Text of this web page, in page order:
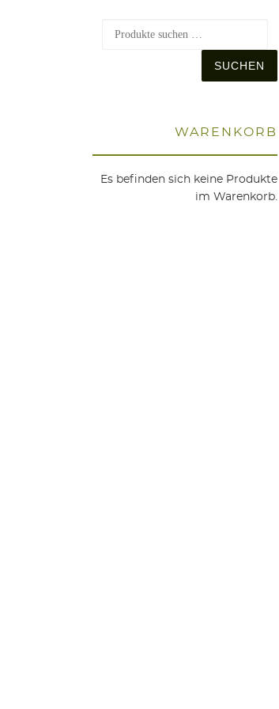
SUCHEN
WAREN­KORB
Es befinden sich keine Produkte
im Warenkorb.